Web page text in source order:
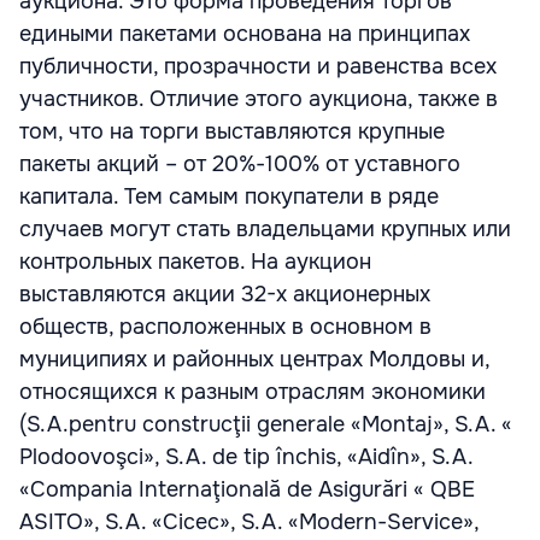
едиными пакетами основана на принципах
публичности, прозрачности и равенства всех
участников. Отличие этого аукциона, также в
том, что на торги выставляются крупные
пакеты акций – от 20%-100% от уставного
капитала. Тем самым покупатели в ряде
случаев могут стать владельцами крупных или
контрольных пакетов. На аукцион
выставляются акции 32-х акционерных
обществ, расположенных в основном в
муниципиях и районных центрах Молдовы и,
относящихся к разным отраслям экономики
(S.A.pentru construcţii generale «Montaj», S.A. «
Plodoovoşci», S.A. de tip închis, «Aidîn», S.A.
«Compania Internaţională de Asigurări « QBE
ASITO», S.A. «Cicec», S.A. «Modern-Service»,